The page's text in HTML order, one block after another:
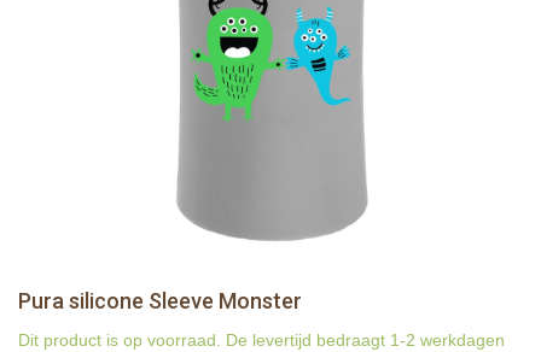
Pura silicone Sleeve Monster
Dit product is op voorraad. De levertijd bedraagt 1-2 werkdagen